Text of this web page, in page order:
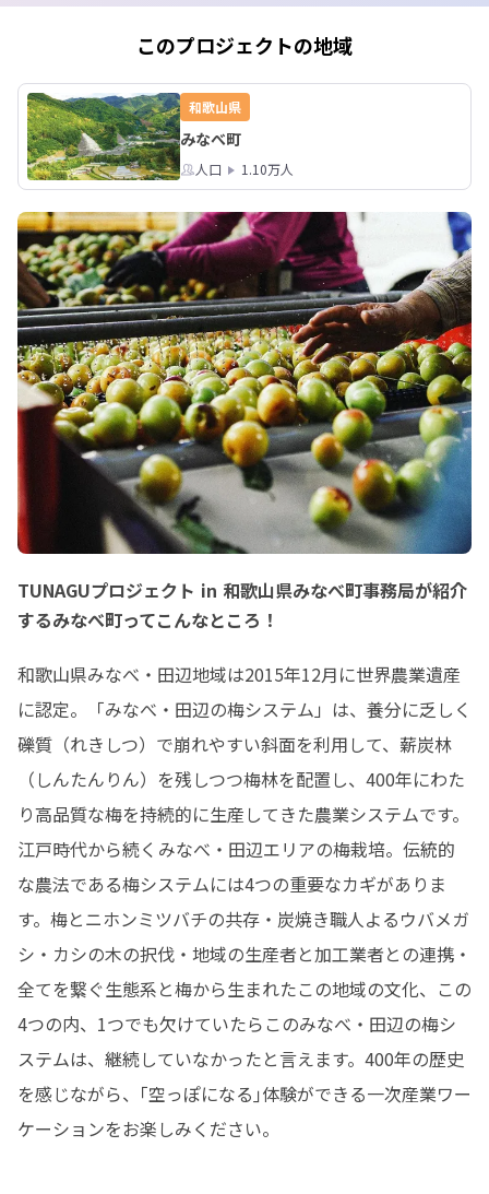
このプロジェクトの地域
和歌山県
みなべ町
人口 1.10万人
TUNAGUプロジェクト in 和歌山県みなべ町事務局が紹介
するみなべ町ってこんなところ！
和歌山県みなべ・田辺地域は2015年12月に世界農業遺産
に認定。「みなべ・田辺の梅システム」は、養分に乏しく
礫質（れきしつ）で崩れやすい斜面を利用して、薪炭林
（しんたんりん）を残しつつ梅林を配置し、400年にわた
り高品質な梅を持続的に生産してきた農業システムです。
江戸時代から続くみなべ・田辺エリアの梅栽培。伝統的
な農法である梅システムには4つの重要なカギがありま
す。梅とニホンミツバチの共存・炭焼き職人よるウバメガ
シ・カシの木の択伐・地域の生産者と加工業者との連携・
全てを繋ぐ生態系と梅から生まれたこの地域の文化、この
4つの内、1つでも欠けていたらこのみなべ・田辺の梅シ
ステムは、継続していなかったと言えます。400年の歴史
を感じながら、｢空っぽになる｣体験ができる一次産業ワー
ケーションをお楽しみください。